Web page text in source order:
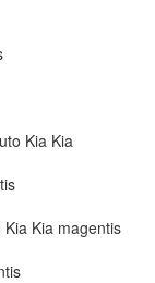
Kia Kia
Kia magentis